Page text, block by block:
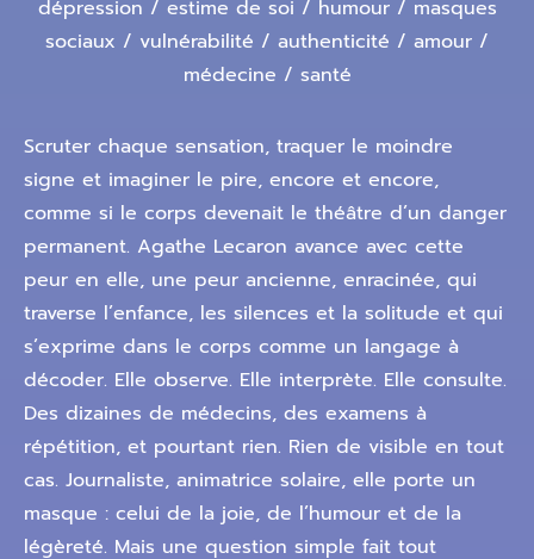
dépression / estime de soi / humour / masques
sociaux / vulnérabilité / authenticité / amour /
médecine / santé
Scruter chaque sensation, traquer le moindre
signe et imaginer le pire, encore et encore,
comme si le corps devenait le théâtre d’un danger
permanent. Agathe Lecaron avance avec cette
peur en elle, une peur ancienne, enracinée, qui
traverse l’enfance, les silences et la solitude et qui
s’exprime dans le corps comme un langage à
décoder. Elle observe. Elle interprète. Elle consulte.
Des dizaines de médecins, des examens à
répétition, et pourtant rien. Rien de visible en tout
cas. Journaliste, animatrice solaire, elle porte un
masque : celui de la joie, de l’humour et de la
légèreté. Mais une question simple fait tout